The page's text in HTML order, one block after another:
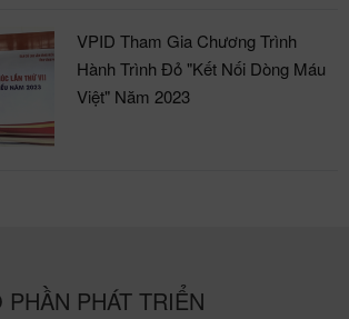
VPID Tham Gia Chương Trình
Hành Trình Đỏ "Kết Nối Dòng Máu
Việt" Năm 2023
PHÁT TRIỂN